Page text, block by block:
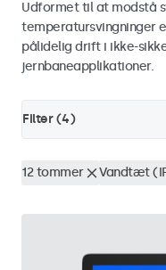
Udformet til at modstå
temperatursvingninger
pålidelig drift i ikke-
jernbaneapplikationer.
Filter (4)
12 tommer Vandtæt